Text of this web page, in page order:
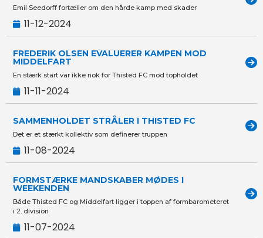
Emil Seedorff fortæller om den hårde kamp med skader
11-12-2024
FREDERIK OLSEN EVALUERER KAMPEN MOD
MIDDELFART
En stærk start var ikke nok for Thisted FC mod topholdet
11-11-2024
SAMMENHOLDET STRÅLER I THISTED FC
Det er et stærkt kollektiv som definerer truppen
11-08-2024
FORMSTÆRKE MANDSKABER MØDES I
WEEKENDEN
Både Thisted FC og Middelfart ligger i toppen af formbarometeret
i 2. division
11-07-2024